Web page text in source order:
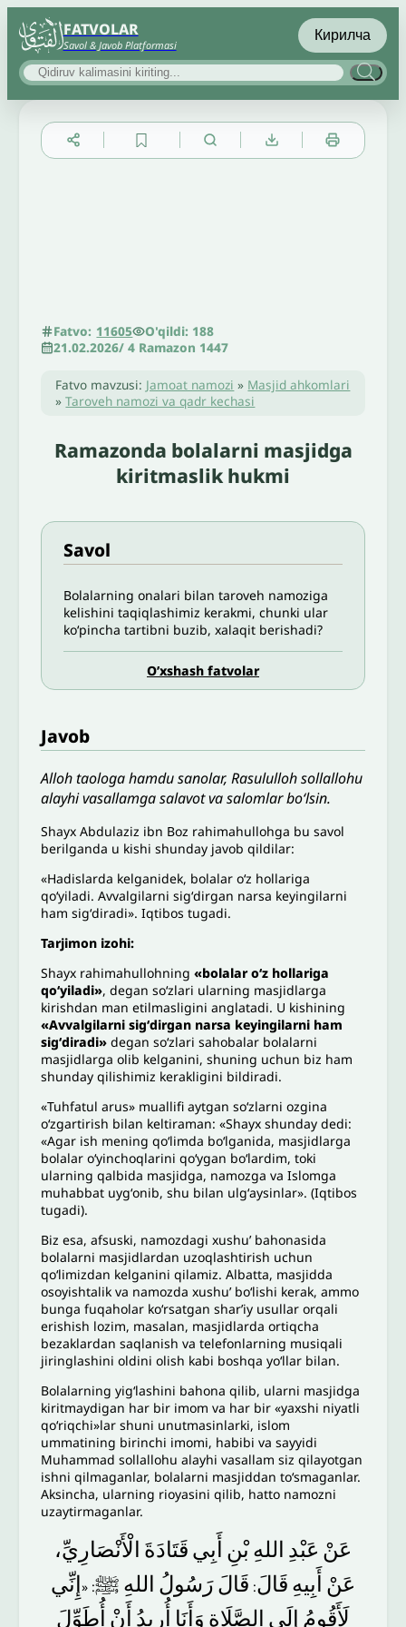
FATVOLAR
Savol & Javob Platformasi
Кирилча
Fatvo: 11605
O'qildi: 188
21.02.2026/4 Ramazon 1447
Fatvo mavzusi: Jamoat namozi » Masjid ahkomlari
»Taroveh namozi va qadr kechasi
Ramazonda bolalarni masjidga
kiritmaslik hukmi
Savol
Bolalarning onalari bilan taroveh namoziga
kelishini taqiqlashimiz kerakmi, chunki ular
koʻpincha tartibni buzib, xalaqit berishadi?
O’xshash fatvolar
Javob
Alloh taologa hamdu sanolar, Rasululloh sollallohu
alayhi vasallamga salavot va salomlar bo‘lsin.
Shayx Abdulaziz ibn Boz rahimahullohga bu savol
berilganda u kishi shunday javob qildilar:
«Hadislarda kelganidek, bolalar oʻz hollariga
qoʻyiladi. Avvalgilarni sigʻdirgan narsa keyingilarni
ham sigʻdiradi». Iqtibos tugadi.
Tarjimon izohi:
Shayx rahimahullohning«bolalar oʻz hollariga
qoʻyiladi», degan soʻzlari ularning masjidlarga
kirishdan man etilmasligini anglatadi. U kishining
«Avvalgilarni sigʻdirgan narsa keyingilarni ham
sigʻdiradi» degan soʻzlari sahobalar bolalarni
masjidlarga olib kelganini, shuning uchun biz ham
shunday qilishimiz kerakligini bildiradi.
«Tuhfatul arus» muallifi aytgan soʻzlarni ozgina
oʻzgartirish bilan keltiraman: «Shayx shunday dedi:
«Agar ish mening qoʻlimda boʻlganida, masjidlarga
bolalar oʻyinchoqlarini qoʻygan boʻlardim, toki
ularning qalbida masjidga, namozga va Islomga
muhabbat uygʻonib, shu bilan ulgʻaysinlar». (Iqtibos
tugadi).
Biz esa, afsuski, namozdagi xushuʼ bahonasida
bolalarni masjidlardan uzoqlashtirish uchun
qoʻlimizdan kelganini qilamiz. Albatta, masjidda
osoyishtalik va namozda xushuʼ boʻlishi kerak, ammo
bunga fuqaholar koʻrsatgan sharʼiy usullar orqali
erishish lozim, masalan, masjidlarda ortiqcha
bezaklardan saqlanish va telefonlarning musiqali
jiringlashini oldini olish kabi boshqa yoʻllar bilan.
Bolalarning yigʻlashini bahona qilib, ularni masjidga
kiritmaydigan har bir imom va har bir «yaxshi niyatli
qoʻriqchi»lar shuni unutmasinlarki, islom
ummatining birinchi imomi, habibi va sayyidi
Muhammad sollallohu alayhi vasallam siz qilayotgan
ishni qilmaganlar, bolalarni masjiddan toʻsmaganlar.
Aksincha, ularning rioyasini qilib, hatto namozni
uzaytirmaganlar.
عَنْ عَبْدِ اللهِبْنِ أَبِي قَتَادَةَ الْأَنْصَارِيِّ،
عَنْ أَبِيهِ قَالَ: قَالَرَسُولُ اللهِ ﷺ: « إِنِّي
لَأَقُومُ إِلَى الصَّلَاةِ وَأَنَا أُرِيدُ أَنْ أُطَوِّلَ